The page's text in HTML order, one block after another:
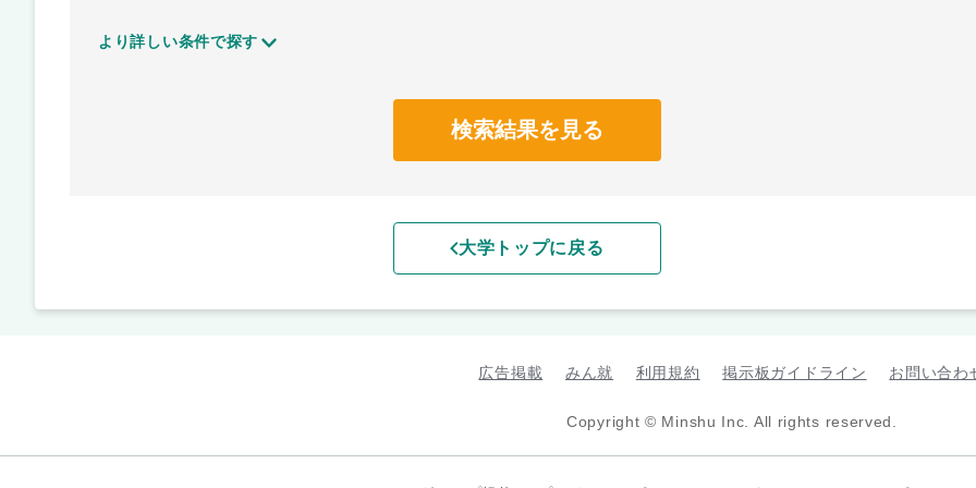
より詳しい条件で探す
検索結果を見る
大学トップに戻る
広告掲載 みん就 利用規約 掲示板ガイドライン お問い合わ
Copyright © Minshu Inc. All rights reserved.